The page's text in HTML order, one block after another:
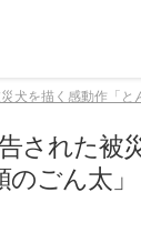
犬を描く感動作「
された被
のごん太